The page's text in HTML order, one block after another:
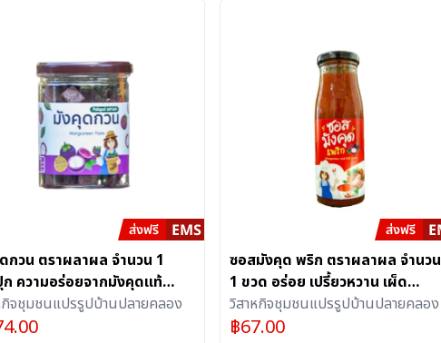
กวน ตราผลาผล จำนวน 1
ก ความอร่อยจากมังคุดแท้
เคี้ยวเพลิน อุดมไปด้วย
ชน์มากมาย
กิจชุมชนแปรรูปบ้านปลายคลอง
ซอสมังคุด พริก ตราผลาผล จำนวน
1 ขวด อร่อย เปรี้ยวหวาน เผ็ด
กลมกล่อมจากธรรมชาติ
วิสาหกิจชุมชนแปรรูปบ้านปลายคลอง
฿67.00